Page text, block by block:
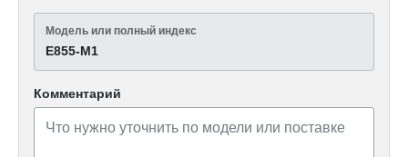
Модель или полный индекс
Е855-М1
Комментарий